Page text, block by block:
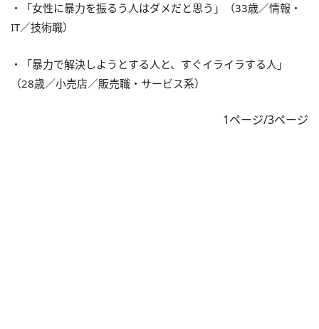
・「女性に暴力を振るう人はダメだと思う」（33歳／情報・
IT／技術職）
・「暴力で解決しようとする人と、すぐイライラする人」
（28歳／小売店／販売職・サービス系）
1ページ/3ページ